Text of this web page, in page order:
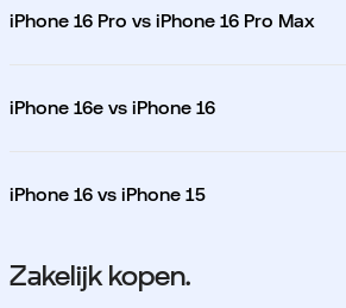
iPhone 16 Pro vs iPhone 16 Pro Max
iPhone 16e vs iPhone 16
iPhone 16 vs iPhone 15
Zakelijk kopen.